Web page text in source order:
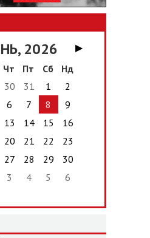
2026
▶
Чт Пт Сб
Нд
30 31 1
2
6 7 8
9
13 14 15
16
20 21 22
23
27 28 29
30
3 4 5 6